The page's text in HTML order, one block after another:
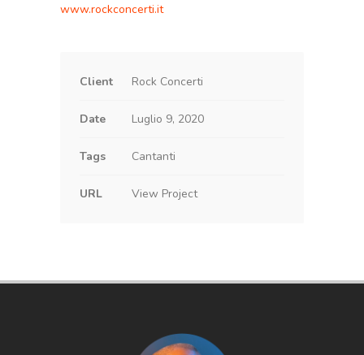
www.rockconcerti.it
Client Rock Concerti
Date Luglio 9, 2020
Tags Cantanti
URL View Project